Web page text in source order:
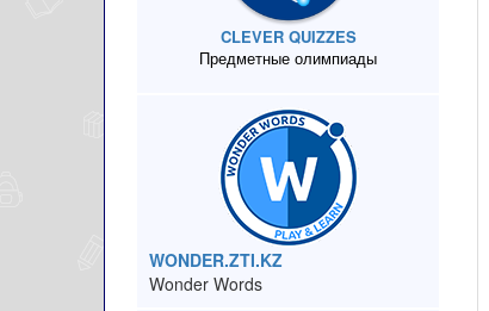
CLEVER QUIZZES
Предметные олимпиады
WONDER.ZTI.KZ
Wonder Words